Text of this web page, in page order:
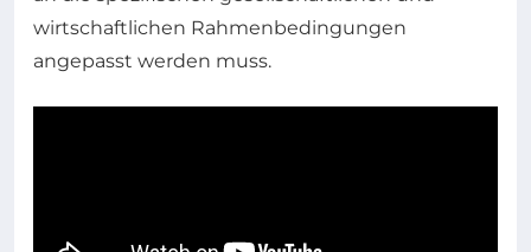
wirtschaftlichen Rahmenbedingungen
angepasst werden muss.